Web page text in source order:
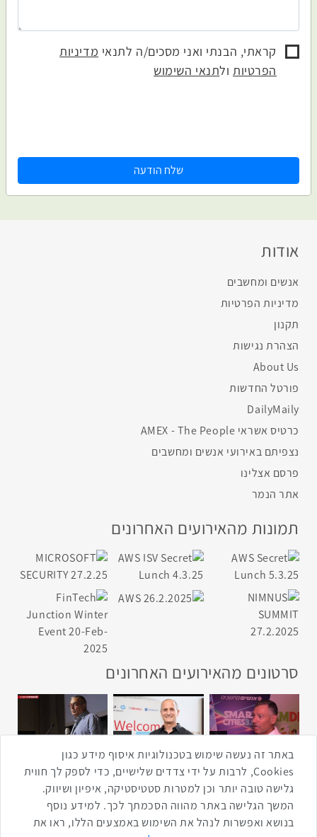
קראתי, הבנתי ואני מסכים/ה לתנאי מדיניות
הפרטיותולתנאי השימוש
אודות
אנשים ומחשבים
מדיניות הפרטיות
תקנון
הצהרת נגישות
About Us
פורטל החדשות
DailyMaily
כרטיס אשראי AMEX - The People
נצפיתם באירועי אנשים ומחשבים
פרסם אצלינו
אתר הנמר
תמונות מהאירועים האחרונים
סרטונים מהאירועים האחרונים
4:00
2:33
1:43
3:52
1:14
באתר זה נעשה שימוש בטכנולוגיות איסוף מידע כגון
Cookies, לרבות על ידי צדדים שלישיים, כדי לספק לך חווית
גלישה טובה יותר וכן למטרות סטטיסטיקה, איפיון ושיווק.
המשך הגלישה באתר מהווה הסכמתך לכך. למידע נוסף
בנושא ואפשרות לנהל את השימוש באמצעים הללו, ראו את